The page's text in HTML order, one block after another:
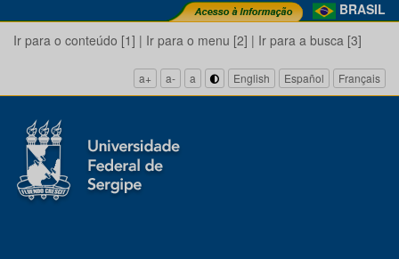
BRASIL
Ir para o conteúdo [1] | Ir para o menu [2] | Ir para a busca [3]
a+ a- a English Español Français